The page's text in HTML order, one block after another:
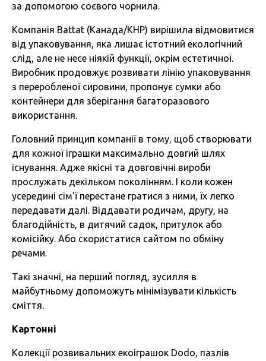
за допомогою соєвого чорнила.
Компанія Battat (Канада/КНР) вирішила відмовитися
від упаковування, яка лишає істотний екологічний
слід, але не несе ніякій функції, окрім естетичної.
Виробник продовжує розвивати лінію упаковування
з переробленої сировини, пропонує сумки або
контейнери для зберігання багаторазового
використання.
Головний принцип компанії в тому, щоб створювати
для кожної іграшки максимально довгий шлях
існування. Адже якісні та довговічні вироби
прослужать декільком поколінням. І коли кожен
усередині сім'ї перестане гратися з ними, їх легко
передавати далі. Віддавати родичам, другу, на
благодійність, в дитячий садок, притулок або
комісійку. Або скористатися сайтом по обміну
речами.
Такі значні, на перший погляд, зусилля в
майбутньому допоможуть мінімізувати кількість
сміття.
Картонні
Колекції розвивальних екоіграшок Dodo, пазлів